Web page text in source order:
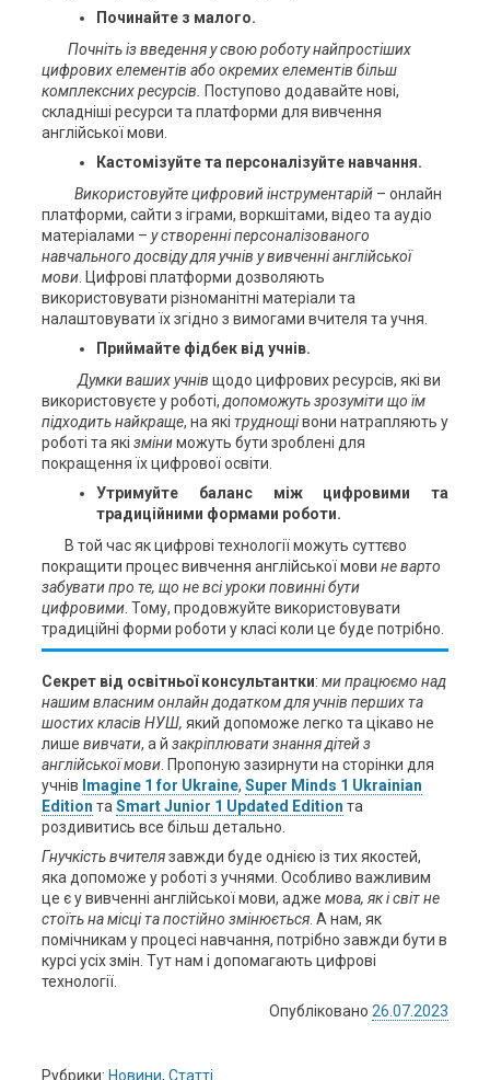
Починайте з малого.
Почніть із введення у свою роботу найпростіших
цифрових елементів або окремих елементів більш
комплексних ресурсів. Поступово додавайте нові,
складніші ресурси та платформи для вивчення
англійської мови.
Кастомізуйте та персоналізуйте навчання.
Використовуйте цифровий інструментарій– онлайн
платформи, сайти з іграми, воркшітами, відео та аудіо
матеріалами – у створенні персоналізованого
навчального досвіду для учнів у вивченні англійської
мови. Цифрові платформи дозволяють
використовувати різноманітні матеріали та
налаштовувати їх згідно з вимогами вчителя та учня.
Приймайте фідбек від учнів.
Думки ваших учнів щодо цифрових ресурсів, які ви
використовуєте у роботі,допоможуть зрозуміти що їм
підходить найкраще, на які труднощівони натрапляють у
роботі та які зміниможуть бути зроблені для
покращення їх цифрової освіти.
Утримуйте баланс між цифровими та
традиційними формами роботи.
В той час як цифрові технології можуть суттєво
покращити процес вивчення англійської мови не варто
забувати про те, що не всі уроки повинні бути
цифровими. Тому, продовжуйте використовувати
традиційні форми роботи у класі коли це буде потрібно.
Секрет від освітньої консультантки: ми працюємо над
нашим власним онлайн додатком для учнів перших та
шостих класів НУШ, який допоможе легко та цікаво не
лише вивчати, а й закріплювати знаннядітей з
англійської мови. Пропоную зазирнути на сторінки для
учнів Imagine 1 for Ukraine, Super Minds 1 Ukrainian
Edition таSmart Junior 1 Updated Edition та
роздивитись все більш детально.
Гнучкість вчителязавжди буде однією із тих якостей,
яка допоможе у роботі з учнями. Особливо важливим
це є у вивченні англійської мови, адже мова, як і світ не
стоїть на місці та постійно змінюється. А нам, як
помічникам у процесі навчання, потрібно завжди бути в
курсі усіх змін. Тут нам і допомагають цифрові
технології.
Опубліковано26.07.2023
Рубрики: Новини, Статті